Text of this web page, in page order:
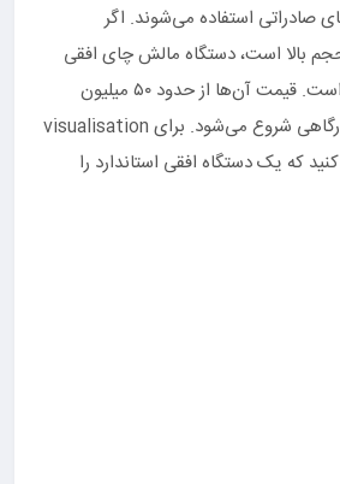
صادراتی استفاده می‌شوند. اگر
بالا است، دستگاه مالش چای افقی
انتخاب هوشمندانه‌ای است. قیمت آن‌ها از حدود ۵۰ میلیون
تومان برای مدل‌های کارگاهی شروع می‌شود. برای visualisation
کنید که یک دستگاه افقی استاندارد را